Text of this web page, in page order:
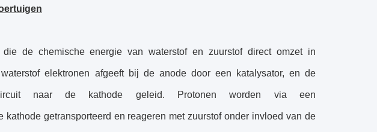
de chemische energie van waterstof en zuurstof direct omzet in
elektronen afgeeft bij de anode door een katalysator, en de
naar de kathode geleid. Protonen worden via een
getransporteerd en reageren met zuurstof onder invloed van de